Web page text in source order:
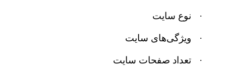
نوع سایت
ویژگی‌های سایت
تعداد صفحات سایت